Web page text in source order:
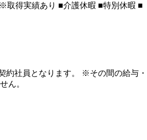
取得実績あり ■介護休暇 ■特別休暇 ■
約社員となります。 ※その間の給与・
ん。